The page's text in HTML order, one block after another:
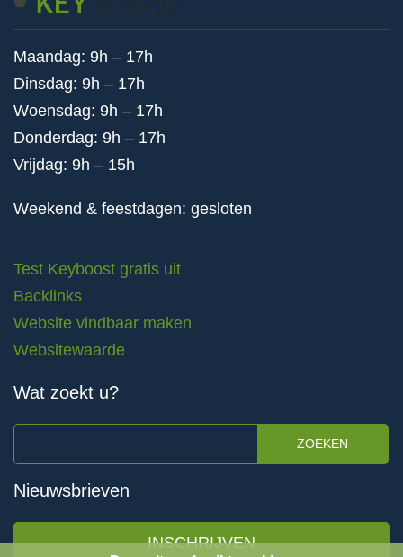
Maandag: 9h – 17h
Dinsdag: 9h – 17h
Woensdag: 9h – 17h
Donderdag: 9h – 17h
Vrijdag: 9h – 15h
Weekend & feestdagen: gesloten
Test Keyboost gratis uit
Backlinks
Website vindbaar maken
Websitewaarde
Wat zoekt u?
ZOEKEN
Nieuwsbrieven
INSCHRIJVEN